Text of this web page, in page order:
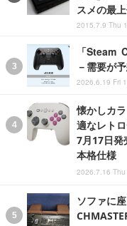
スメの最
2015.7.9 Thu
「Steam
－需要が
2026.6.19 Fri
懐かしカ
適なレト
7月17日
本格仕様
2026.7.16
ソファに